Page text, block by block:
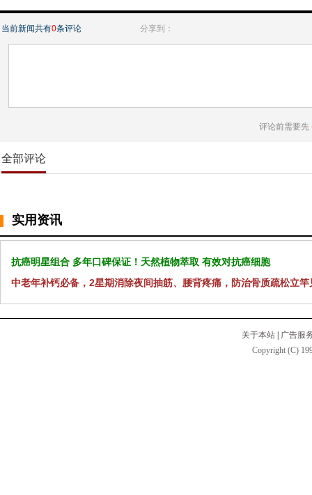
当前新闻共有0条评论 分享到：
评论前需要先
全部评论
实用资讯
抗癌明星组合 多年口碑保证！天然植物萃取 有效对抗癌细胞
中老年补钙必备，2星期消除夜间抽筋、腰背疼痛，防治骨质疏松立竿
关于本站
广告服
Copyright (C)